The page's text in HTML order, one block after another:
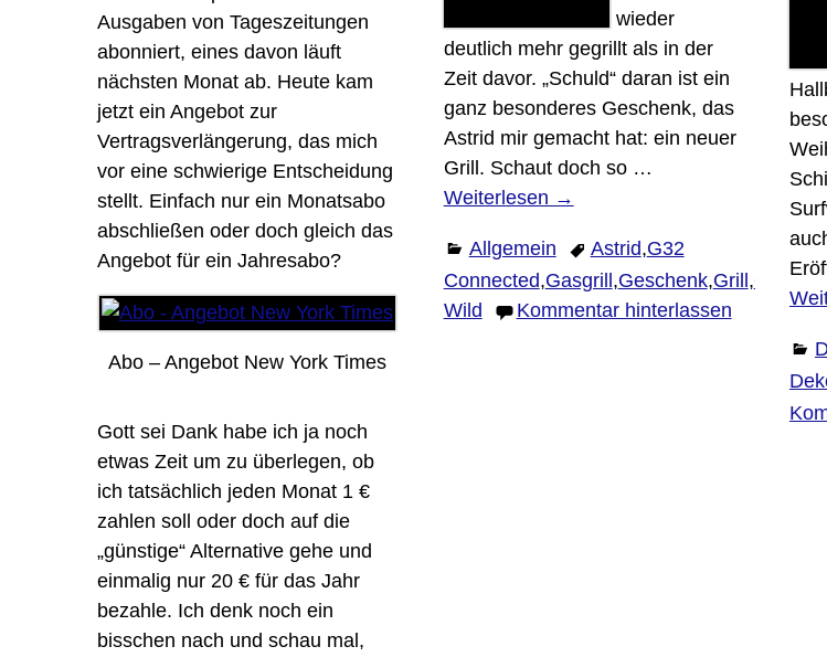
Ausgaben von Tageszeitungen
abonniert, eines davon läuft
nächsten Monat ab. Heute kam
jetzt ein Angebot zur
Vertragsverlängerung, das mich
vor eine schwierige Entscheidung
stellt. Einfach nur ein Monatsabo
abschließen oder doch gleich das
Angebot für ein Jahresabo?
Abo – Angebot New York Times
Gott sei Dank habe ich ja noch
etwas Zeit um zu überlegen, ob
ich tatsächlich jeden Monat 1 €
zahlen soll oder doch auf die
„günstige“ Alternative gehe und
einmalig nur 20 € für das Jahr
bezahle. Ich denk noch ein
bisschen nach und schau mal,
wieder
deutlich mehr gegrillt als in der
Zeit davor. „Schuld“ daran ist ein
ganz besonderes Geschenk, das
Astrid mir gemacht hat: ein neuer
Grill. Schaut doch so …
Weiterlesen →
Allgemein Astrid,G32
Connected,Gasgrill,Geschenk,Grill,Otto
Wild
Kommentar hinterlassen